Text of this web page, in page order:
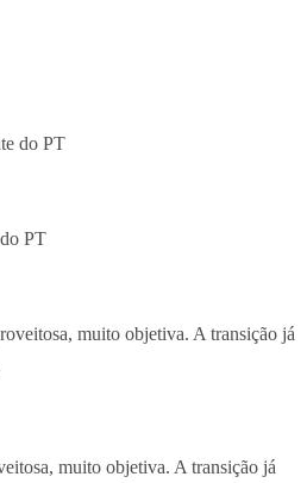
PT
muito objetiva. A transição já